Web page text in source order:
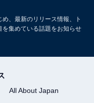
、最新のリリース情報、ト
集めている話題をお知らせ
All About Japan